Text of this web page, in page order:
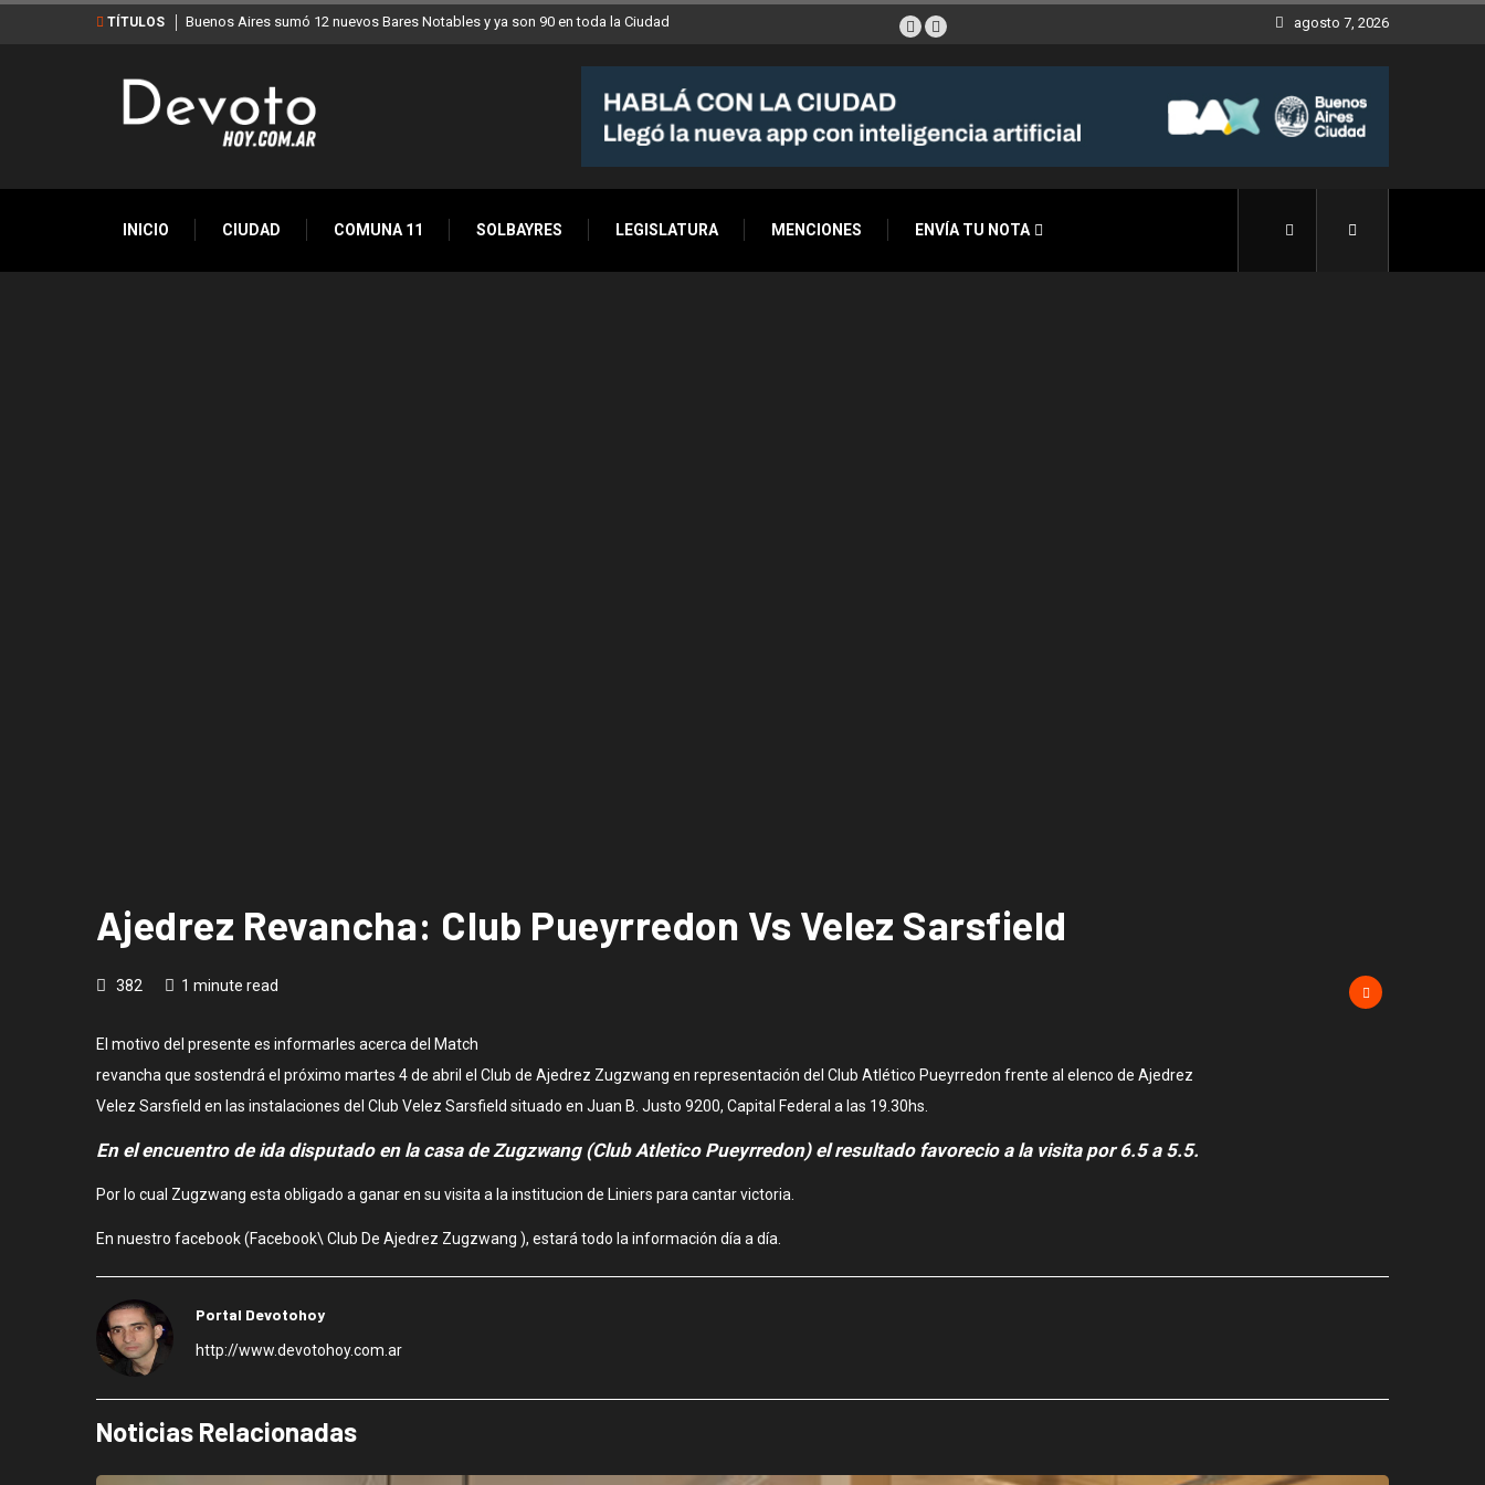
TÍTULOS Buenos Aires sumó 12 nuevos Bares Notables y ya son 90 en toda la Ciudad agosto 7, 2026
INICIO CIUDAD COMUNA 11 SOLBAYRES LEGISLATURA MENCIONES ENVÍA TU NOTA
Ajedrez Revancha: Club Pueyrredon Vs Velez Sarsfield
382 1 minute read
El motivo del presente es informarles acerca del Match
revancha que sostendrá el próximo martes 4 de abril el Club de Ajedrez Zugzwang en representación del Club Atlético Pueyrredon frente al elenco de Ajedrez
Velez Sarsfield en las instalaciones del Club Velez Sarsfield situado en Juan B. Justo 9200, Capital Federal a las 19.30hs.
En el encuentro de ida disputado en la casa de Zugzwang (Club Atletico Pueyrredon) el resultado favorecio a la visita por 6.5 a 5.5.
Por lo cual Zugzwang esta obligado a ganar en su visita a la institucion de Liniers para cantar victoria.
En nuestro facebook (Facebook\ Club De Ajedrez Zugzwang ), estará todo la información día a día.
Portal Devotohoy
http://www.devotohoy.com.ar
Noticias Relacionadas